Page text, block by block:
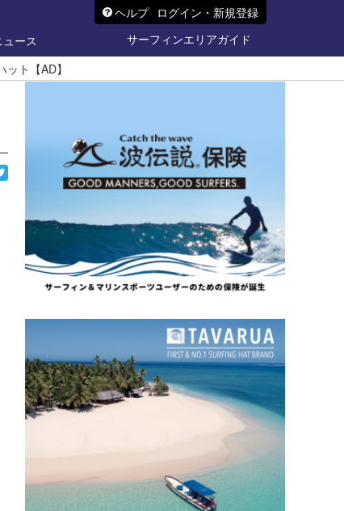
ヘルプ ログイン・新規登録
ュース
サーフィンエリアガイド
ト【AD】